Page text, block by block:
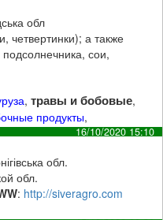
обл
четвертинки); а также
сои,
,травы и бобовые,
продукты,
16/10/2020 15:10
обл.
обл.
: http://siveragro.com